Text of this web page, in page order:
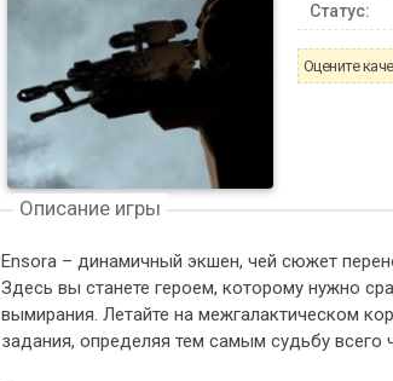
Статус:
Оцените
Описание игры
Ensora – динамичный экшен, чей сюжет
Здесь вы станете героем, которому нужно
вымирания. Летайте на межгалактическом
задания, определяя тем самым судьбу всего